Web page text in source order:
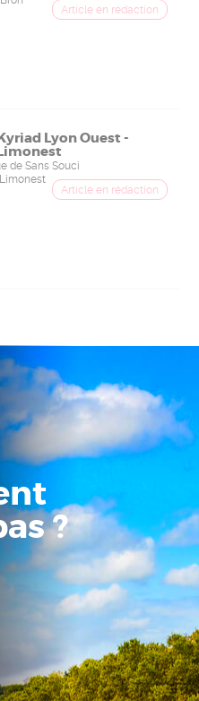
Lyon Ouest -
de Sans Souci
?